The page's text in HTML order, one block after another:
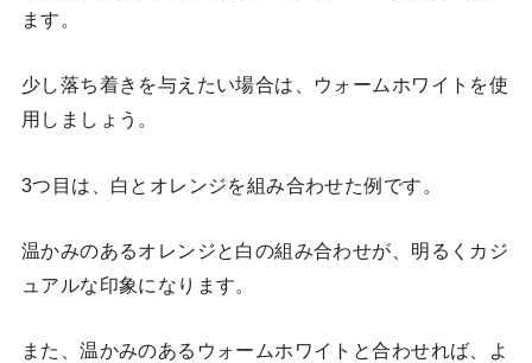
ます。
少し落ち着きを与えたい場合は、ウォームホワイトを使
用しましょう。
3つ目は、白とオレンジを組み合わせた例です。
温かみのあるオレンジと白の組み合わせが、明るくカジ
ュアルな印象になります。
また、温かみのあるウォームホワイトと合わせれば、よ